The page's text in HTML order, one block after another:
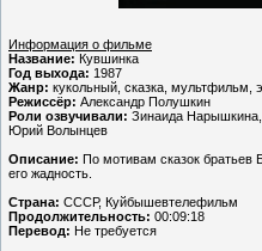
Информация о фильме
Название: Кувшинка
Год выхода: 1987
Жанр: кукольный, сказка, мультфильм,
Режиссёр: Александр Полушкин
Роли озвучивали: Зинаида Нарышкина,
Юрий Волынцев
Описание: По мотивам сказок братьев
его жадность.
Страна: СССР, Куйбышевтелефильм
Продолжительность: 00:09:18
Перевод: Не требуется